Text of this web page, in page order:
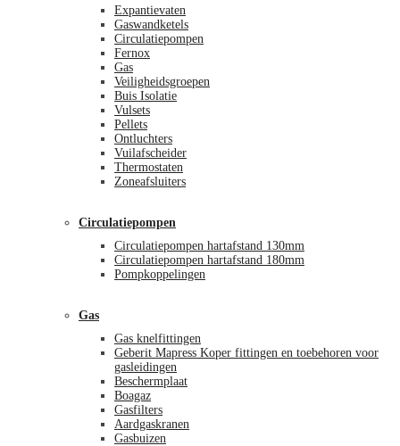
Expantievaten
Gaswandketels
Circulatiepompen
Fernox
Gas
Veiligheidsgroepen
Buis Isolatie
Vulsets
Pellets
Ontluchters
Vuilafscheider
Thermostaten
Zoneafsluiters
Circulatiepompen
Circulatiepompen hartafstand 130mm
Circulatiepompen hartafstand 180mm
Pompkoppelingen
Gas
Gas knelfittingen
Geberit Mapress Koper fittingen en toebehoren voor
gasleidingen
Beschermplaat
Boagaz
Gasfilters
Aardgaskranen
Gasbuizen